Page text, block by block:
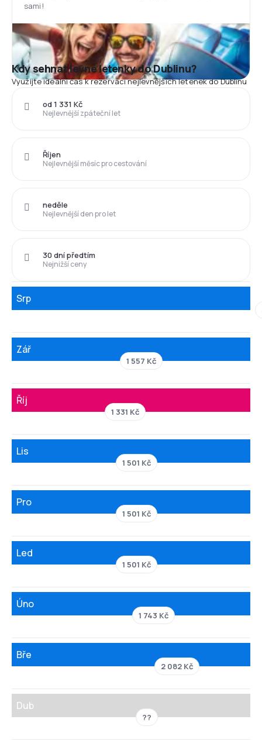
sami!
Kdy sehnat levné letenky do Dublinu?
Využijte ideální čas k rezervaci nejlevnějších letenek do Dublinu
Nejlevnější zpáteční let
od 1 331 Kč
Nejlevnější měsíc pro cestování
Říjen
Nejlevnější den pro let
neděle
Nejnižší ceny
30 dní předtím
Srp
Zář
1 557 Kč
Říj
1 331 Kč
Lis
1 501 Kč
Pro
1 501 Kč
Led
1 501 Kč
Úno
1 743 Kč
Bře
2 082 Kč
Dub
??